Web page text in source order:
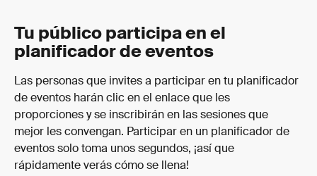
Tu público participa en el
planificador de eventos
Las personas que invites a participar en tu planificador
de eventos harán clic en el enlace que les
proporciones y se inscribirán en las sesiones que
mejor les convengan. Participar en un planificador de
eventos solo toma unos segundos, ¡así que
rápidamente verás cómo se llena!